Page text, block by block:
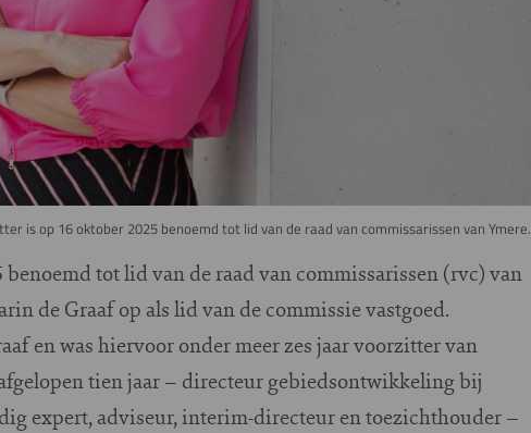
is op 16 oktober 2025 benoemd tot lid van de raad van commissarissen van Ymere.
tot lid van de raad van commissarissen (rvc) van
de Graaf op als lid van de commissie vastgoed.
en was hiervoor onder meer zes jaar voorzitter van
tien jaar – directeur gebiedsontwikkeling bij
expert, adviseur, interim-directeur en toezichthouder –